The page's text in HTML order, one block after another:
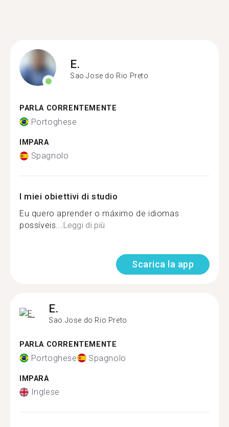
E.
Sao Jose do Rio Preto
PARLA CORRENTEMENTE
Portoghese
IMPARA
Spagnolo
I miei obiettivi di studio
Eu quero aprender o máximo de idiomas
possíveis...Leggi di più
Scarica la app
E.
Sao Jose do Rio Preto
PARLA CORRENTEMENTE
Portoghese Spagnolo
IMPARA
Inglese